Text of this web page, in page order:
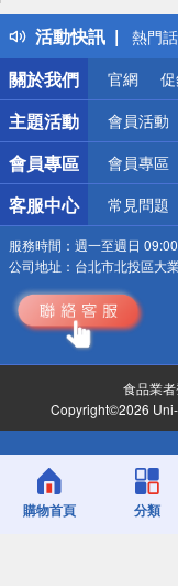
活動快訊
得獎
熱門
銀行
偏遠
詐騙
關於我們
官網
主題活動 會員活動
會員專區 會員專區
客服中心 常見問題
服務時間： 週一至週日
公司地址： 台北市北投區大
食品業
Copyright©2026
購物首頁 分類